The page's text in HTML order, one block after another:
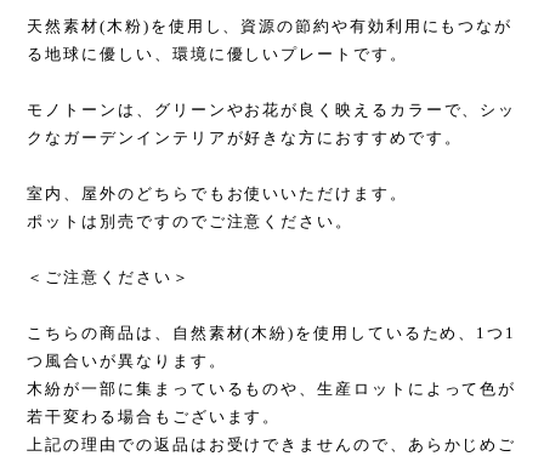
天然素材(木粉)を使用し、資源の節約や有効利用にもつなが
る地球に優しい、環境に優しいプレートです。
モノトーンは、グリーンやお花が良く映えるカラーで、シッ
クなガーデンインテリアが好きな方におすすめです。
室内、屋外のどちらでもお使いいただけます。
ポットは別売ですのでご注意ください。
＜ご注意ください＞
こちらの商品は、自然素材(木紛)を使用しているため、1つ1
つ風合いが異なります。
木紛が一部に集まっているものや、生産ロットによって色が
若干変わる場合もございます。
上記の理由での返品はお受けできませんので、あらかじめご